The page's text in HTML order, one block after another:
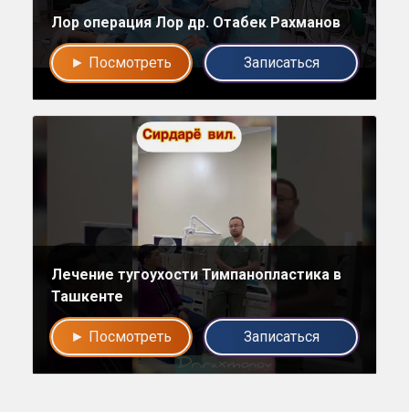
Лор операция Лор др. Отабек Рахманов
► Посмотреть Записаться
Лечение тугоухости Тимпанопластика в
Ташкенте
► Посмотреть Записаться
Написать специалисту нет, спасибо